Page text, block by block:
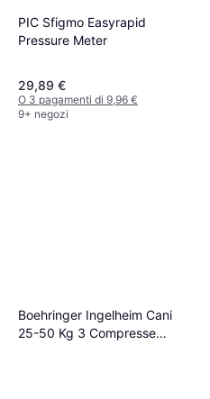
PIC Sfigmo Easyrapid
Pressure Meter
29,89 €
O 3 pagamenti di 9,96 €
9+ negozi
Boehringer Ingelheim Cani
25-50 Kg 3 Compresse